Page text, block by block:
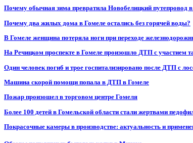
Почему обычная зима превратила Новобелицкий путепровод
Почему два жилых дома в Гомеле остались без горячей воды?
В Гомеле женщина потеряла ноги при переходе
На Речицком проспекте в Гомеле произошло ДТП с участием
Один человек погиб и трое госпитализировано после ДТП с
Машина скорой помощи попала в ДТП в Гомеле
Пожар произошел в торговом центре Гомеля
Более 100 детей в Гомельской области стали жертвами
Покрасочные камеры в производстве: актуальность и